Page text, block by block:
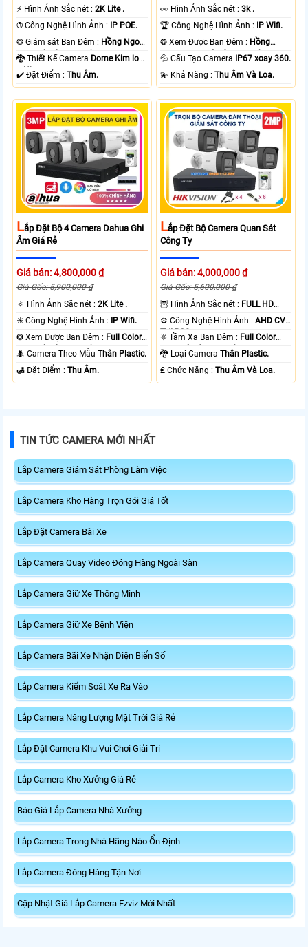
️⚡ Hình Ảnh Sắc nét :2K Lite .
®️ Công Nghệ Hình Ảnh : IP POE.
❂ Giám sát Ban Đêm : Hồng Ngoại
30m Có Màu Ban Ðêm.
🐉️ Thiết Kế Camera Dome Kim loại
+ Nhựa.
️✔️ Đặt Điểm :Thu Âm.
️👀 Hình Ảnh Sắc nét :3k .
🏆 Công Nghệ Hình Ảnh : IP Wifi.
❂ Xem Được Ban Đêm : Hồng
Ngoại 30m Có Màu Ban Ðêm.
💦 Cấu Tạo Camera IP67 xoay 360.
️💫 Khả Năng :Thu Âm Và Loa.
LẮp Đặt Bộ 4 Camera Dahua Ghi
Âm Giá Rẻ
Giá bán: 4,800,000 ₫
Giá Gốc: 5,900,000 ₫
🔅 Hình Ảnh Sắc nét :2K Lite .
✳️ Công Nghệ Hình Ảnh : IP Wifi.
❂ Xem Được Ban Đêm : Full Color
30m Có Màu Ban Ðêm.
🐜 Camera Theo MẫuThân Plastic.
️🛃 Đặt Điểm :Thu Âm.
LẮp Đặt Bộ Camera Quan Sát
Công Ty
Giá bán: 4,000,000 ₫
Giá Gốc: 5,600,000 ₫
🦉 Hình Ảnh Sắc nét : FULL HD
1080P .
⚙ Công Nghệ Hình Ảnh :AHD CVI
TVI BCS.
❈ Tầm Xa Ban Đêm : Full Color
20m Có Màu Ban Ðêm.
🐉️ Loại CameraThân Plastic.
️₤ Chức Năng :Thu Âm Và Loa.
TIN TỨC CAMERA MỚI NHẤT
Lắp Camera Giám Sát Phòng Làm Việc
Lắp Camera Kho Hàng Trọn Gói Giá Tốt
Lắp Đặt Camera Bãi Xe
Lắp Camera Quay Video Đóng Hàng Ngoài Sàn
Lắp Camera Giữ Xe Thông Minh
Lắp Camera Giữ Xe Bệnh Viện
Lắp Camera Bãi Xe Nhận Diện Biển Số
Lắp Camera Kiểm Soát Xe Ra Vào
Lắp Camera Năng Lượng Mặt Trời Giá Rẻ
Lắp Đặt Camera Khu Vui Chơi Giải Trí
Lắp Camera Kho Xưởng Giá Rẻ
Báo Giá Lắp Camera Nhà Xưởng
Lắp Camera Trong Nhà Hãng Nào Ổn Định
Lắp Camera Đóng Hàng Tận Nơi
Cập Nhật Giá Lắp Camera Ezviz Mới Nhất